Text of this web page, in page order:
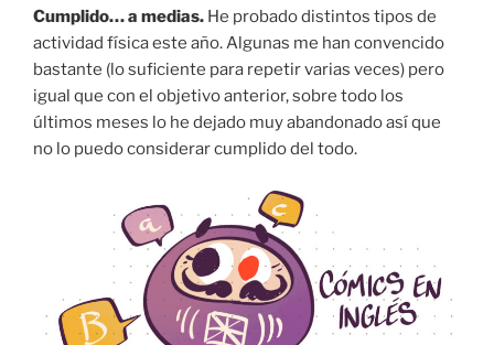
Cumplido… a medias. He probado distintos tipos de
actividad física este año. Algunas me han convencido
bastante (lo suficiente para repetir varias veces) pero
igual que con el objetivo anterior, sobre todo los
últimos meses lo he dejado muy abandonado así que
no lo puedo considerar cumplido del todo.